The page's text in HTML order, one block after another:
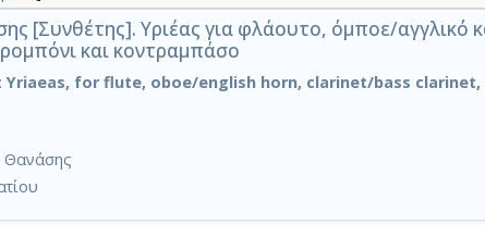
[Συνθέτης]. Υριέας για φλάουτο, όμποε/αγγλικό
και κοντραμπάσο
Yriaeas, for flute, oboe/english horn, clarinet/bass
Θανάσης